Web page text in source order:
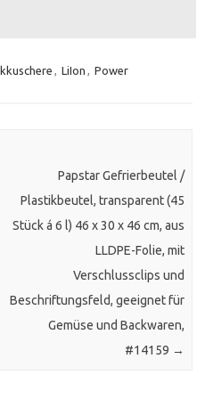
, LiIon , Power
Papstar Gefrierbeutel /
Plastikbeutel, transparent (45
Stück á 6 l) 46 x 30 x 46 cm, aus
LLDPE-Folie, mit
Verschlussclips und
Beschriftungsfeld, geeignet für
Gemüse und Backwaren,
#14159 →